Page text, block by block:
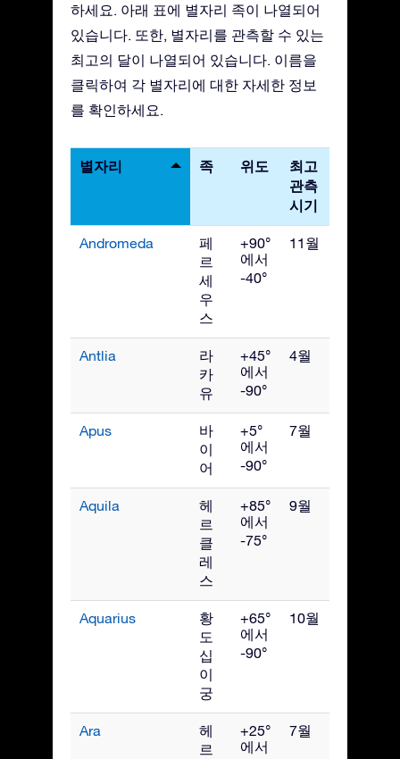
하세요. 아래 표에 별자리 족이 나열되어
있습니다. 또한, 별자리를 관측할 수 있는
최고의 달이 나열되어 있습니다. 이름을
클릭하여 각 별자리에 대한 자세한 정보
를 확인하세요.
별자리 족 위도
최고
관측
시기
Andromeda
페
르
세
우
스
+90°
에서
-40°
11월
Antlia
라
카
유
+45°
에서
-90°
4월
Apus
바
이
어
+5°
에서
-90°
7월
Aquila
헤
르
클
레
스
+85°
에서
-75°
9월
Aquarius
황
도
십
이
궁
+65°
에서
-90°
10월
Ara
헤
르
+25°
에서
7월